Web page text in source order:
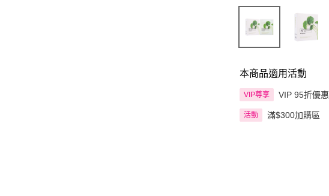
本商品適用活動
VIP尊享 VIP 95折優惠
活動 滿$300加購區